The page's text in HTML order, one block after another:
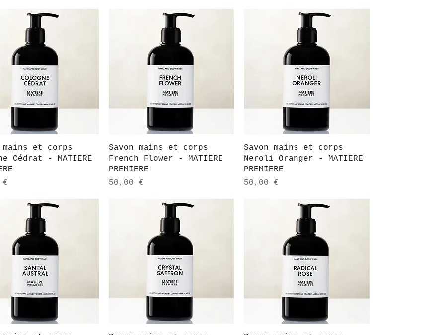
Aperçu rapide
mains et corps
Cédrat - MATIERE
€
Aperçu rapide
Savon mains et corps
French Flower - MATIERE
PREMIERE
Prix
50,00 €
Aperçu rapide
Savon mains et corps
Neroli Oranger - MATIERE
PREMIERE
Prix
50,00 €